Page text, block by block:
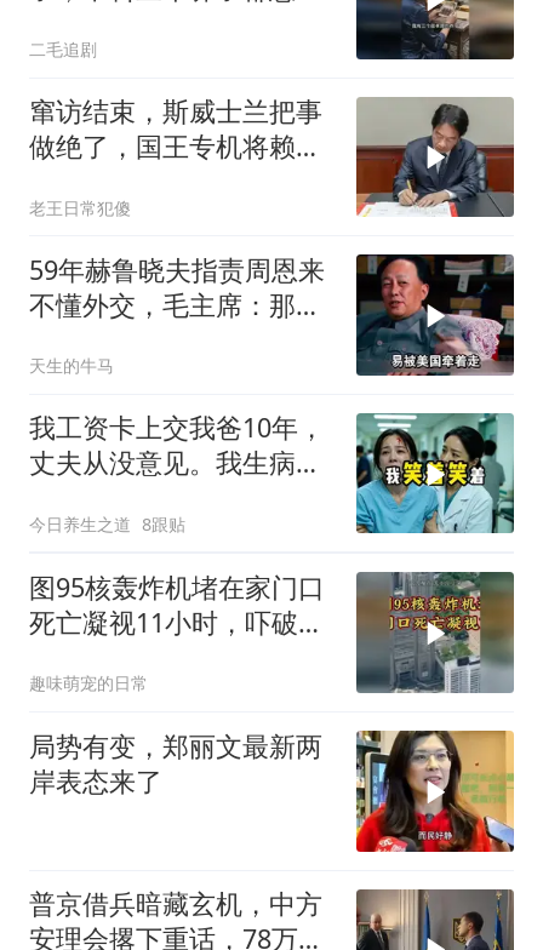
二毛追剧
窜访结束，斯威士兰把事
做绝了，国王专机将赖清
老王日常犯傻
59年赫鲁晓夫指责周恩来
不懂外交，毛主席：那我
天生的牛马
我工资卡上交我爸10年，
丈夫从没意见。我生病住
今日养生之道 8跟贴
图95核轰炸机堵在家门口
死亡凝视11小时，吓破胆
趣味萌宠的日常
局势有变，郑丽文最新两
岸表态来了
普京借兵暗藏玄机，中方
安理会撂下重话，78万件